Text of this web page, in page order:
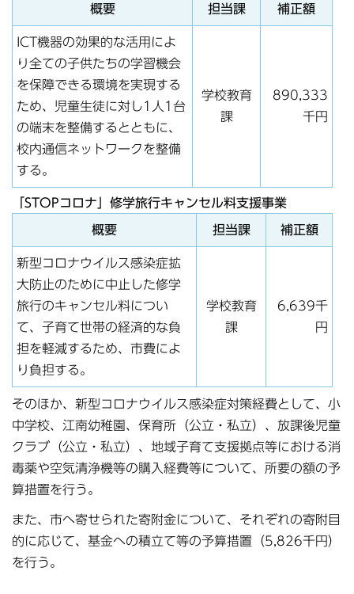
概要 担当課 補正額
ICT機器の効果的な活用によ
り全ての子供たちの学習機会
を保障できる環境を実現する
ため、児童生徒に対し1人1台
の端末を整備するとともに、
校内通信ネットワークを整備
する。
学校教育
課
890,333
千円
「STOPコロナ」修学旅行キャンセル料支援事業
概要 担当課 補正額
新型コロナウイルス感染症拡
大防止のために中止した修学
旅行のキャンセル料につい
て、子育て世帯の経済的な負
担を軽減するため、市費によ
り負担する。
学校教育
課
6,639千
円
そのほか、新型コロナウイルス感染症対策経費として、小
中学校、江南幼稚園、保育所（公立・私立）、放課後児童
クラブ（公立・私立）、地域子育て支援拠点等における消
毒薬や空気清浄機等の購入経費等について、所要の額の予
算措置を行う。
また、市へ寄せられた寄附金について、それぞれの寄附目
的に応じて、基金への積立て等の予算措置（5,826千円）
を行う。